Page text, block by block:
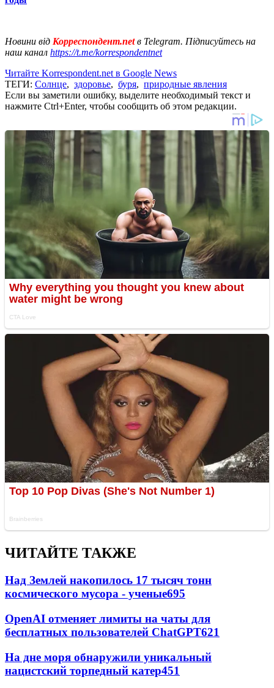
Новини від Корреспондент.netв Telegram. Підписуйтесь на
наш канал https://t.me/korrespondentnet
Читайте Korrespondent.net в Google News
ТЕГИ: Солнце, здоровье, буря, природные явления
Если вы заметили ошибку, выделите необходимый текст и
нажмите Ctrl+Enter, чтобы сообщить об этом редакции.
ЧИТАЙТЕ ТАКЖЕ
Над Землей накопилось 17 тысяч тонн
космического мусора - ученые695
OpenAI отменяет лимиты на чаты для
бесплатных пользователей ChatGPT621
На дне моря обнаружили уникальный
нацистский торпедный катер451